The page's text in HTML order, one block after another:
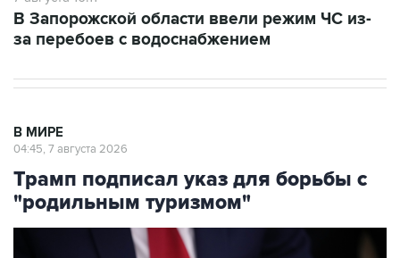
В Запорожской области ввели режим ЧС из-
за перебоев с водоснабжением
В МИРЕ
04:45, 7 августа 2026
Трамп подписал указ для борьбы с
"родильным туризмом"